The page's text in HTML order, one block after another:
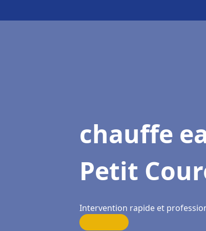
chauffe
Petit
Intervention rapide et